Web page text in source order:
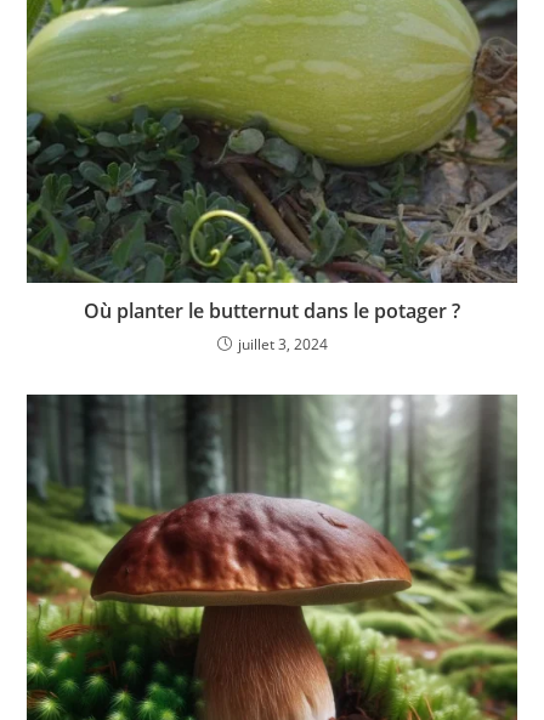
Où planter le butternut dans le potager ?
juillet 3, 2024